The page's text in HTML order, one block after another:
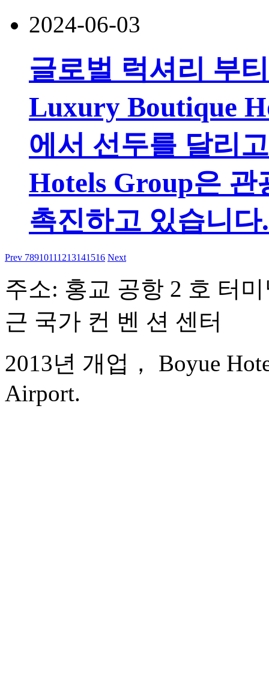
2024-06-03
글로벌 럭셔리 부
Luxury Boutique
에서 선두를 달리
Hotels Group은 관
촉진하고 있습니다.
Prev 78910111213141516 Next
주소: 홍교 공항 2 호 터
근 국가 컨 벤 션 센터
2013년 개업， Boyue
Airport.